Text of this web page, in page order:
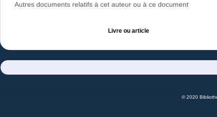
Autres documents relatifs à cet auteur ou à ce document
Livre ou article
© 2020